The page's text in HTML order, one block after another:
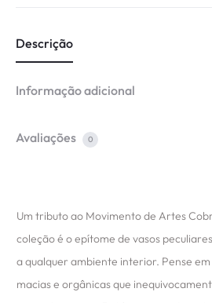
Descrição
Informação adicional
Avaliações 0
Um tributo ao Movimento de Artes
coleção é o epítome de vasos
a qualquer ambiente interior. Pense
macias e orgânicas que